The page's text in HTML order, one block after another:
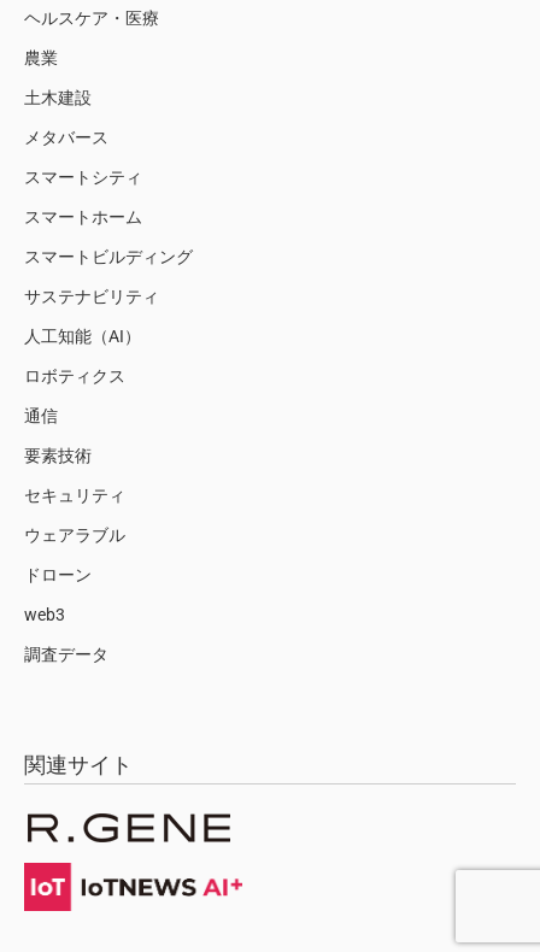
ヘルスケア・医療
農業
土木建設
メタバース
スマートシティ
スマートホーム
スマートビルディング
サステナビリティ
人工知能（AI）
ロボティクス
通信
要素技術
セキュリティ
ウェアラブル
ドローン
web3
調査データ
関連サイト